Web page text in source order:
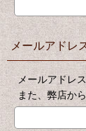
メールアドレ
メールアドレ
また、弊店か